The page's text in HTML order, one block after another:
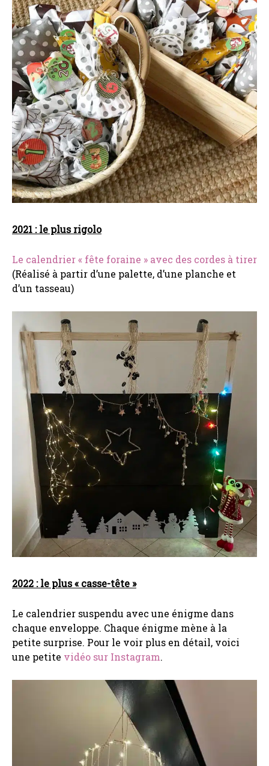
2021 : le plus rigolo
Le calendrier « fête foraine » avec des cordes à tirer
(Réalisé à partir d’une palette, d’une planche et
d’un tasseau)
2022 : le plus « casse-tête »
Le calendrier suspendu avec une énigme dans
chaque enveloppe. Chaque énigme mène à la
petite surprise. Pour le voir plus en détail, voici
une petite vidéo sur Instagram.